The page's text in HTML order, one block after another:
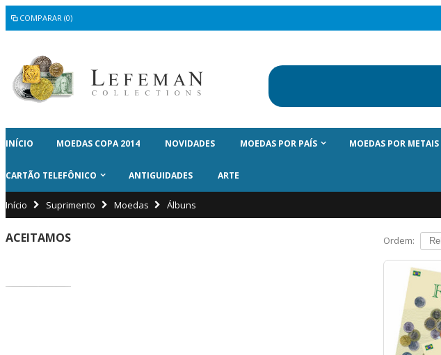
COMPARAR (0)
INÍCIO MOEDAS COPA 2014 NOVIDADES MOEDAS POR PAÍS MOEDAS POR METAIS
CARTÃO TELEFÔNICO ANTIGUIDADES ARTE
Início Suprimento Moedas Álbuns
Ordem:
ACEITAMOS